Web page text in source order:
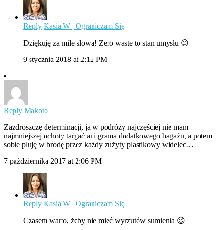
Reply Kasia W | Ograniczam Się
Dziękuję za miłe słowa! Zero waste to stan umysłu 😉
9 stycznia 2018 at 2:12 PM
Reply Makoto
Zazdroszczę determinacji, ja w podróży najczęściej nie mam
najmniejszej ochoty targać ani grama dodatkowego bagażu, a potem
sobie pluję w brodę przez każdy zużyty plastikowy widelec…
7 października 2017 at 2:06 PM
Reply Kasia W | Ograniczam Się
Czasem warto, żeby nie mieć wyrzutów sumienia 😉